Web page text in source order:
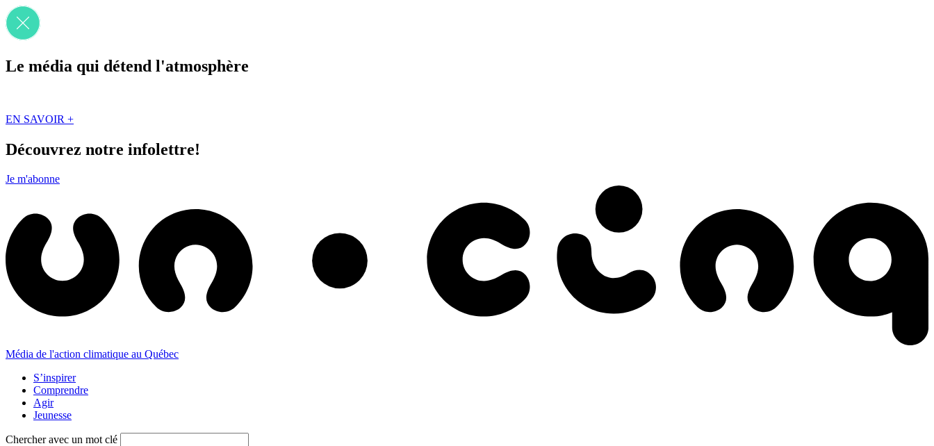
Le média qui détend l'atmosphère
EN SAVOIR +
Découvrez notre infolettre!
Je m'abonne
Média de l'action climatique au Québec
S’inspirer
Comprendre
Agir
Jeunesse
Chercher avec un mot clé